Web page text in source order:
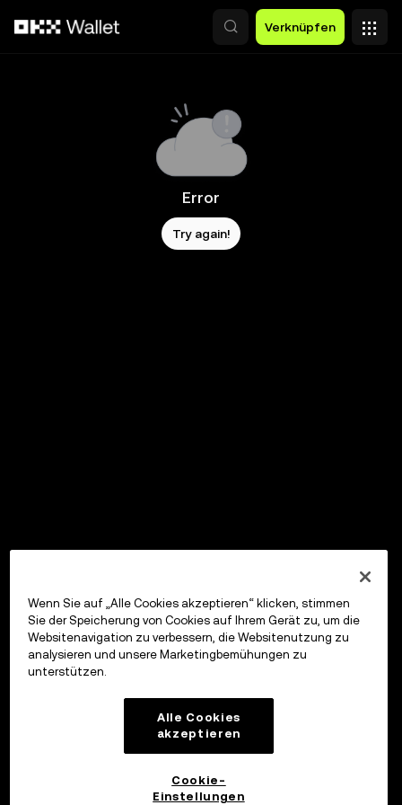
Verknüpfen
Error
Try again!
Wenn Sie auf „Alle Cookies akzeptieren“ klicken, stimmen
Sie der Speicherung von Cookies auf Ihrem Gerät zu, um die
Websitenavigation zu verbessern, die Websitenutzung zu
analysieren und unsere Marketingbemühungen zu
unterstützen.
Alle Cookies
akzeptieren
Cookie-
Einstellungen